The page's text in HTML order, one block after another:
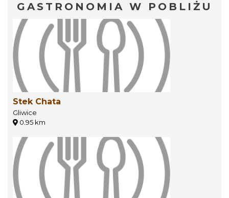
GASTRONOMIA W POBLIŻU
Stek Chata
Gliwice
0.95 km